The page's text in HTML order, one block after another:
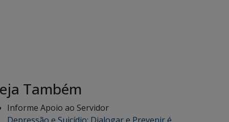
Também
Informe Apoio ao Servidor